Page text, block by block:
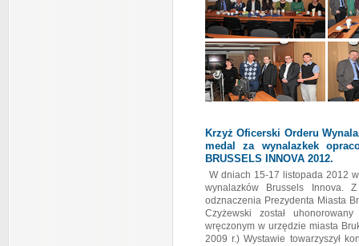
Krzyż Oficerski Orderu
medal za wynalazkek
BRUSSELS INNOVA 2012.
W dniach 15-17 listopada 2012
wynalazków Brussels Innova.
odznaczenia Prezydenta Miasta
Czyżewski został
wręczonym w urzędzie miasta
2009 r.) Wystawie towarzyszył